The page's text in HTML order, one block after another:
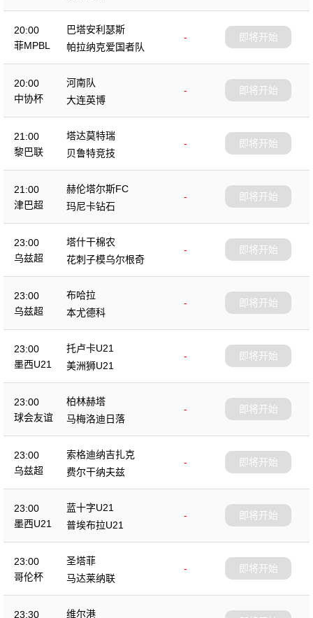
20:00
菲MPBL
巴塔安利瑟斯
-
帕拉纳克爱国者队
即将开始
20:00
中协杯
河南队
-
大连英博
即将开始
21:00
黎巴联
塔达莫特瑞
-
贝鲁特竞技
即将开始
21:00
津巴超
赫伦塔尔斯FC
-
玛尼卡钻石
即将开始
23:00
乌兹超
塔什干棉农
-
花刺子模乌尔根奇
即将开始
23:00
乌兹超
布哈拉
-
本尤德科
即将开始
23:00
墨西U21
托卢卡U21
-
美洲狮U21
即将开始
23:00
球会友谊
柏林赫塔
-
马梅洛迪日落
即将开始
23:00
乌兹超
索格迪纳吉扎克
-
费尔干纳夫兹
即将开始
23:00
墨西U21
蓝十字U21
-
普埃布拉U21
即将开始
23:00
哥伦杯
圣塔菲
-
马达莱纳联
即将开始
23:30 维尔港